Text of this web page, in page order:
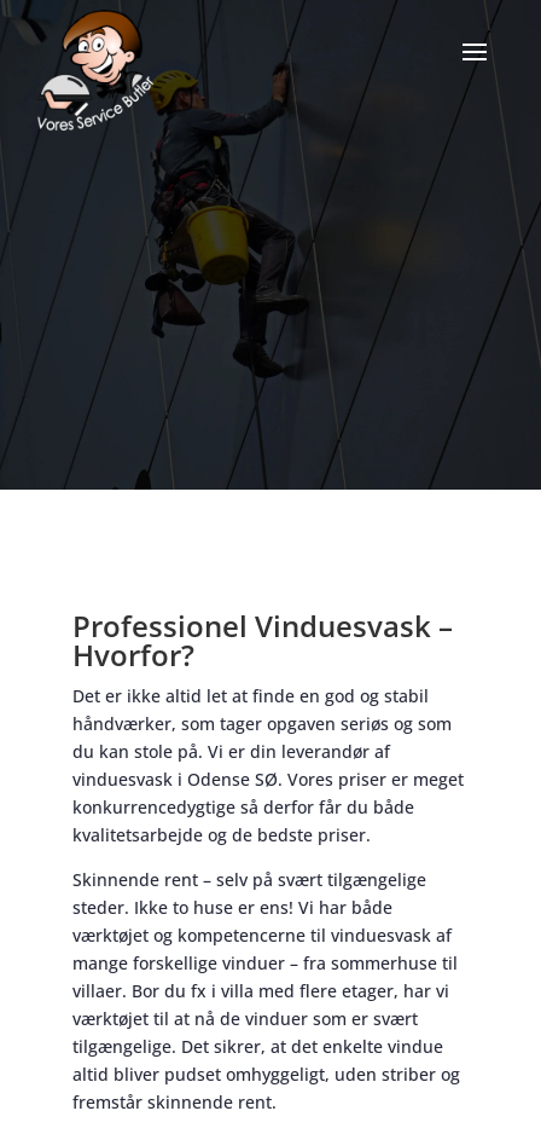
Professionel Vinduesvask –
Hvorfor?
Det er ikke altid let at finde en god og stabil
håndværker, som tager opgaven seriøs og som
du kan stole på. Vi er din leverandør af
vinduesvask i Odense SØ. Vores priser er meget
konkurrencedygtige så derfor får du både
kvalitetsarbejde og de bedste priser.
Skinnende rent – selv på svært tilgængelige
steder. Ikke to huse er ens! Vi har både
værktøjet og kompetencerne til vinduesvask af
mange forskellige vinduer – fra sommerhuse til
villaer. Bor du fx i villa med flere etager, har vi
værktøjet til at nå de vinduer som er svært
tilgængelige. Det sikrer, at det enkelte vindue
altid bliver pudset omhyggeligt, uden striber og
fremstår skinnende rent.